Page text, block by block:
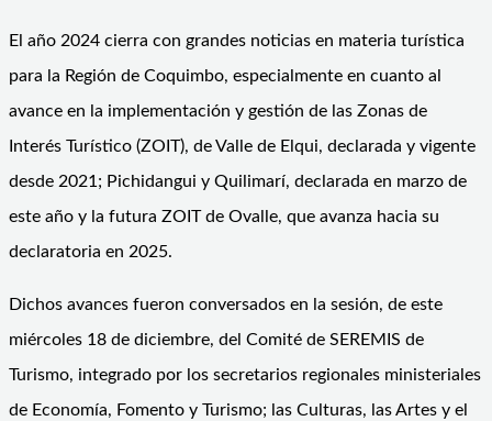
El año 2024 cierra con grandes noticias en materia turística
para la Región de Coquimbo, especialmente en cuanto al
avance en la implementación y gestión de las Zonas de
Interés Turístico (ZOIT), de Valle de Elqui, declarada y vigente
desde 2021; Pichidangui y Quilimarí, declarada en marzo de
este año y la futura ZOIT de Ovalle, que avanza hacia su
declaratoria en 2025.
Dichos avances fueron conversados en la sesión, de este
miércoles 18 de diciembre, del Comité de SEREMIS de
Turismo, integrado por los secretarios regionales ministeriales
de Economía, Fomento y Turismo; las Culturas, las Artes y el